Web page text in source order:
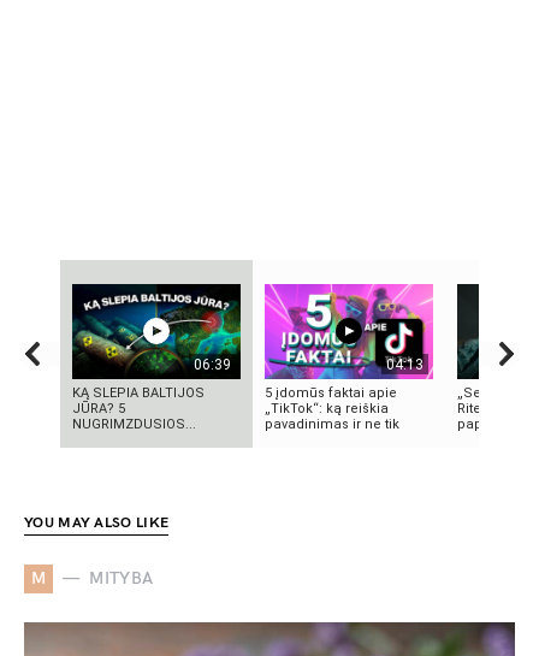
06:39
KĄ SLEPIA BALTIJOS
JŪRA? 5
NUGRIMZDUSIOS...
04:13
5 įdomūs faktai apie
„TikTok“: ką reiškia
pavadinimas ir ne tik
„Septynių
Riteris" – kai
YOU MAY ALSO LIKE
M MITYBA